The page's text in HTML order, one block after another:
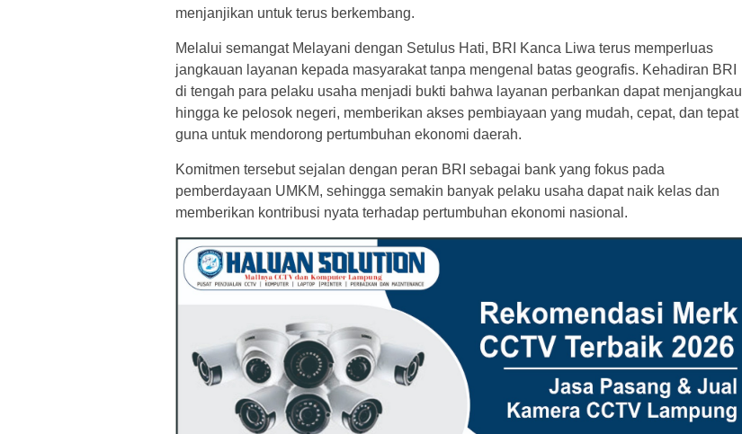
menjanjikan untuk terus berkembang.
Melalui semangat Melayani dengan Setulus Hati, BRI Kanca Liwa terus memperluas
jangkauan layanan kepada masyarakat tanpa mengenal batas geografis. Kehadiran BRI
di tengah para pelaku usaha menjadi bukti bahwa layanan perbankan dapat menjangkau
hingga ke pelosok negeri, memberikan akses pembiayaan yang mudah, cepat, dan tepat
guna untuk mendorong pertumbuhan ekonomi daerah.
Komitmen tersebut sejalan dengan peran BRI sebagai bank yang fokus pada
pemberdayaan UMKM, sehingga semakin banyak pelaku usaha dapat naik kelas dan
memberikan kontribusi nyata terhadap pertumbuhan ekonomi nasional.